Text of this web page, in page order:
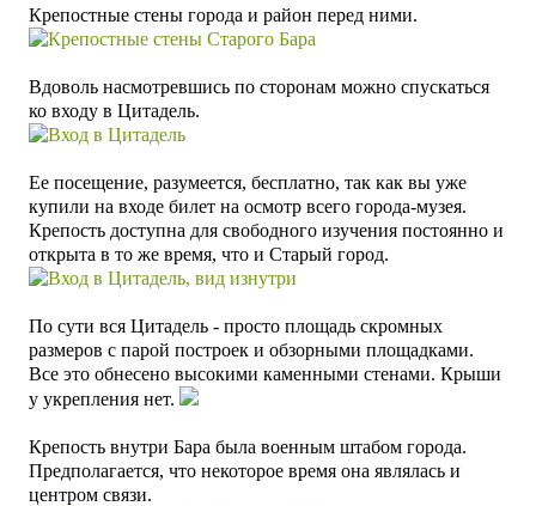
Крепостные стены города и район перед ними.
Вдоволь насмотревшись по сторонам можно спускаться
ко входу в Цитадель.
Ее посещение, разумеется, бесплатно, так как вы уже
купили на входе билет на осмотр всего города-музея.
Крепость доступна для свободного изучения постоянно и
открыта в то же время, что и Старый город.
По сути вся Цитадель - просто площадь скромных
размеров с парой построек и обзорными площадками.
Все это обнесено высокими каменными стенами. Крыши
у укрепления нет.
Крепость внутри Бара была военным штабом города.
Предполагается, что некоторое время она являлась и
центром связи.